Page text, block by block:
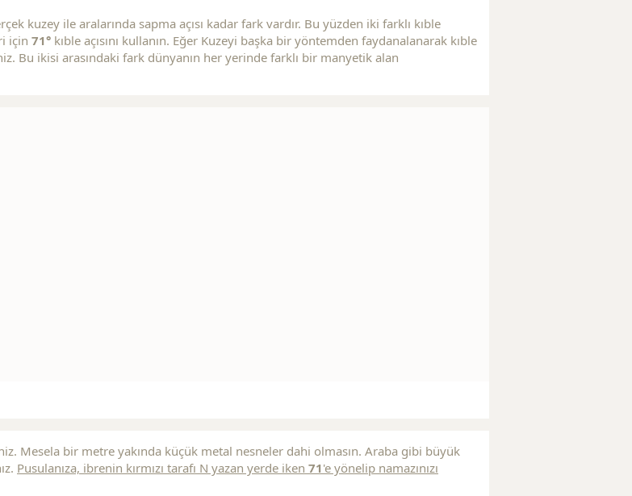
kuzey ile aralarında sapma açısı kadar fark vardır. Bu yüzden iki farklı kıble
için 71° kıble açısını kullanın. Eğer Kuzeyi başka bir yöntemden faydanalanarak kıble
Bu ikisi arasındaki fark dünyanın her yerinde farklı bir manyetik alan
Mesela bir metre yakında küçük metal nesneler dahi olmasın. Araba gibi büyük
Pusulanıza, ibrenin kırmızı tarafı N yazan yerde iken 71'e yönelip namazınızı